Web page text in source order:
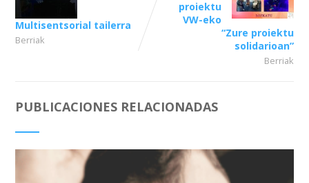
Multisentsorial tailerra
Berriak
proiektu
VW-eko
“Zure proiektu
solidarioan”
Berriak
PUBLICACIONES RELACIONADAS